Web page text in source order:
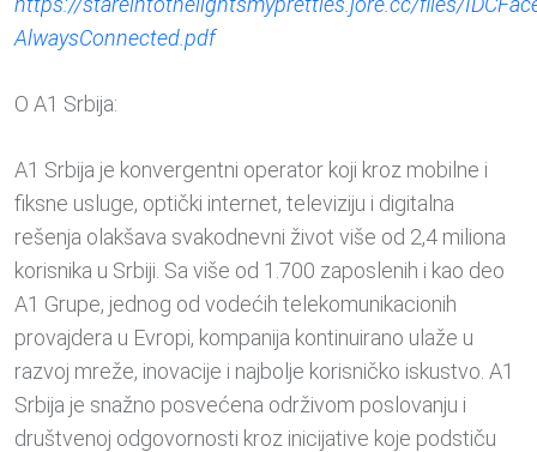
AlwaysConnected.pdf
O A1 Srbija:
A1 Srbija je konvergentni operator koji kroz mobilne i
fiksne usluge, optički internet, televiziju i digitalna
rešenja olakšava svakodnevni život više od 2,4 miliona
korisnika u Srbiji. Sa više od 1.700 zaposlenih i kao deo
A1 Grupe, jednog od vodećih telekomunikacionih
provajdera u Evropi, kompanija kontinuirano ulaže u
razvoj mreže, inovacije i najbolje korisničko iskustvo. A1
Srbija je snažno posvećena održivom poslovanju i
društvenoj odgovornosti kroz inicijative koje podstiču